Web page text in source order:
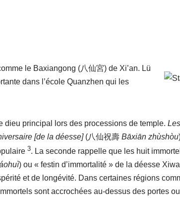
le Baxiangong (八仙宮) de Xi’an. Lü
dans l’école Quanzhen qui les
dieu principal lors des processions de temple.
[de la déesse](八仙祝壽 Bāxiān zhùshòu
3. La seconde rappelle que les huit
) ou « festin d’immortalité » de la déesse
et de longévité. Dans certaines régions
sont accrochées au-dessus des portes